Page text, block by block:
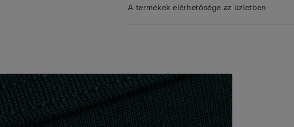
A termékek elérhetősége az üzletben